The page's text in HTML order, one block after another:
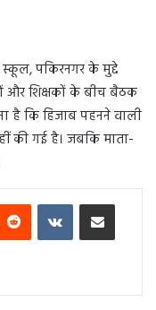
पकिरनगर के मुद्दे
और शिक्षकों के बीच बैठक
है कि हिजाब पहनने वाली
की गई है। जबकि माता-
Reddit VKontakteShare via Email